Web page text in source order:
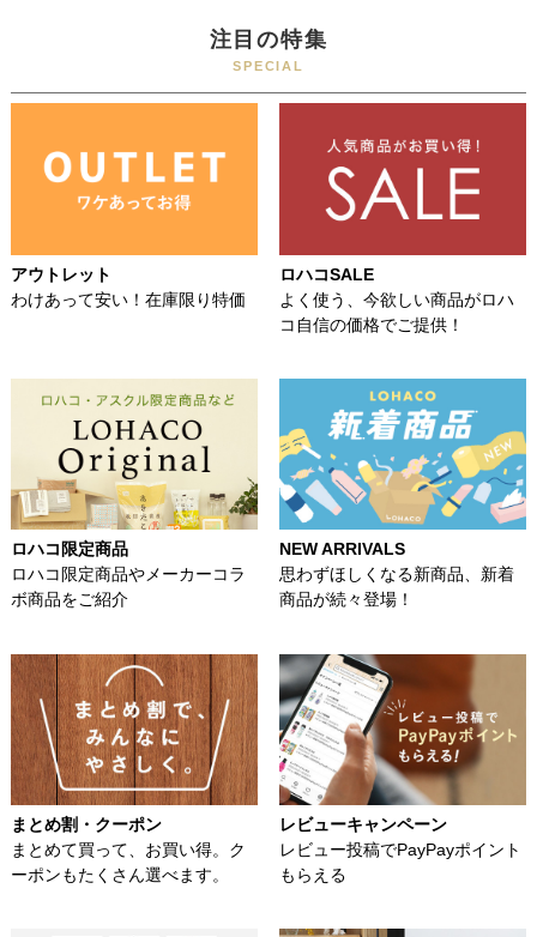
注目の特集
SPECIAL
アウトレット
わけあって安い！在庫限り特価
ロハコSALE
よく使う、今欲しい商品がロハ
コ自信の価格でご提供！
ロハコ限定商品
ロハコ限定商品やメーカーコラ
ボ商品をご紹介
NEW ARRIVALS
思わずほしくなる新商品、新着
商品が続々登場！
まとめ割・クーポン
まとめて買って、お買い得。ク
ーポンもたくさん選べます。
レビューキャンペーン
レビュー投稿でPayPayポイント
もらえる